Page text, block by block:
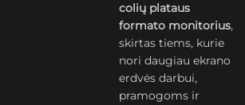
colių plataus
formato monitorius,
skirtas tiems, kurie
nori daugiau ekrano
erdvės darbui,
pramogoms ir